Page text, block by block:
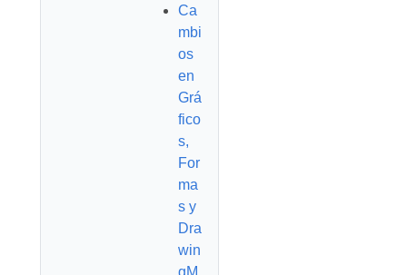
Ca
mbi
os
en
Grá
fico
s,
For
ma
s y
Dra
win
gM